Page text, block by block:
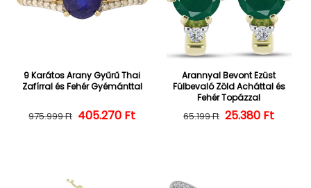
9 Karátos Arany Gyűrű Thai
Zafírral és Fehér Gyémánttal
Normál ár
975.999 Ft Kedvezményes ár
405.270 Ft
Arannyal Bevont Ezüst
Fülbevaló Zöld Acháttal és
Fehér Topázzal
Normál ár
65.199 Ft 25.380 Ft